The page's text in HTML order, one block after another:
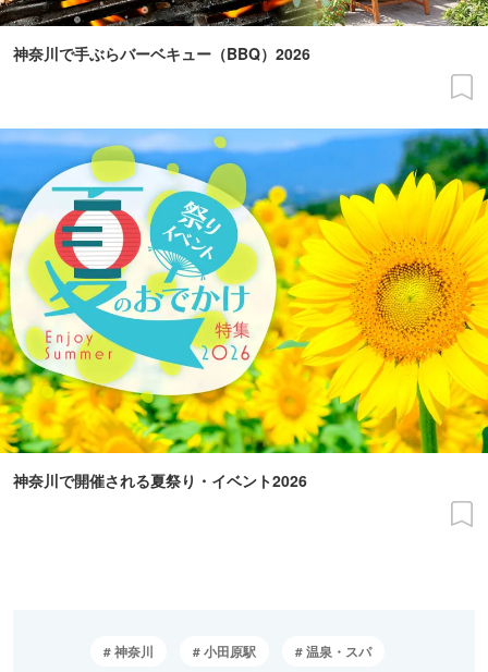
神奈川で手ぶらバーベキュー（BBQ）2026
神奈川で開催される夏祭り・イベント2026
神奈川 小田原駅 温泉・スパ